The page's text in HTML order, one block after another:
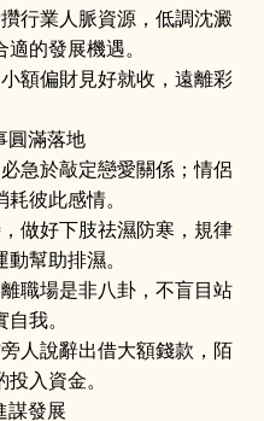
行業人脈資源，低調沈澱
的發展機遇。
額偏財見好就收，遠離彩
圓滿落地
急於敲定戀愛關係；情侶
彼此感情。
做好下肢祛濕防寒，規律
幫助排濕。
職場是非八卦，不盲目站
我。
人說辭出借大額錢款，陌
入資金。
謀發展